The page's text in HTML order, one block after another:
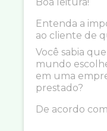
Entenda a
ao cliente de
Você sabia
mundo
em uma
prestado?
De acordo